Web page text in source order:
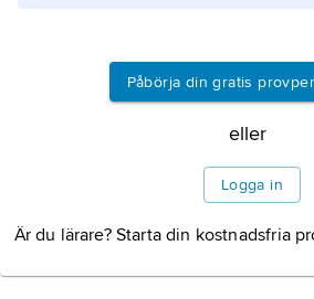
Påbörja din gratis
eller
Logga in
Är du lärare? Starta din kostnadsfria